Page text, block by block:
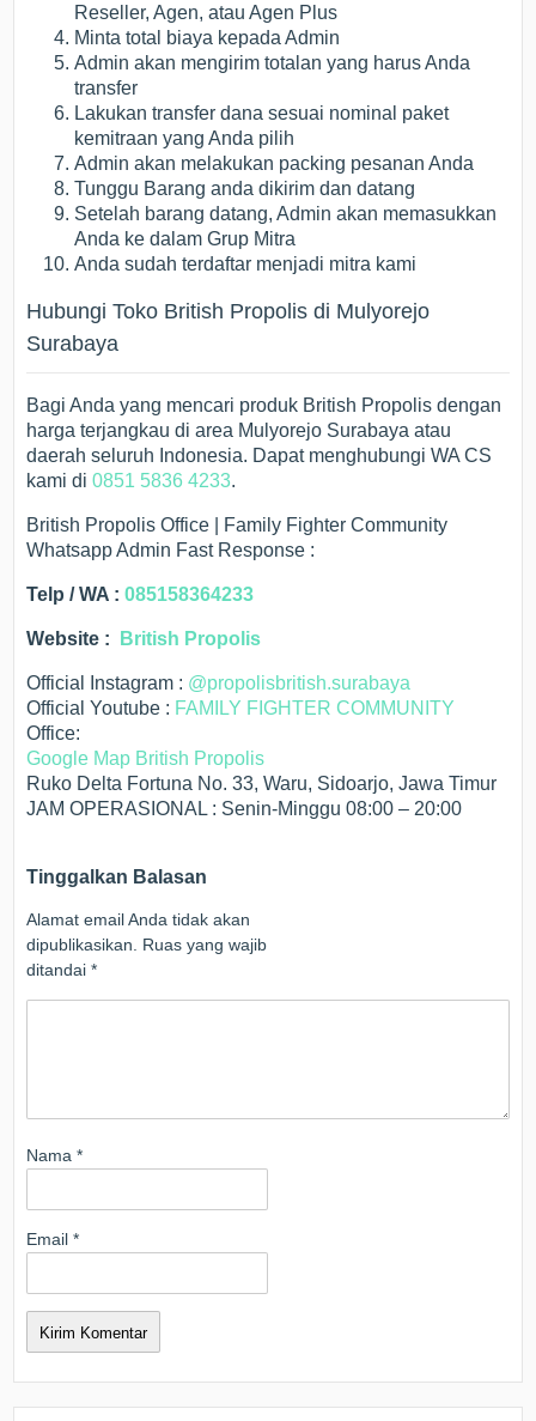
Reseller, Agen, atau Agen Plus
Minta total biaya kepada Admin
Admin akan mengirim totalan yang harus Anda
transfer
Lakukan transfer dana sesuai nominal paket
kemitraan yang Anda pilih
Admin akan melakukan packing pesanan Anda
Tunggu Barang anda dikirim dan datang
Setelah barang datang, Admin akan memasukkan
Anda ke dalam Grup Mitra
Anda sudah terdaftar menjadi mitra kami
Hubungi Toko British Propolis di Mulyorejo
Surabaya
Bagi Anda yang mencari produk British Propolis dengan
harga terjangkau di area Mulyorejo Surabaya atau
daerah seluruh Indonesia. Dapat menghubungi WA CS
kami di0851 5836 4233.
British Propolis Office | Family Fighter Community
Whatsapp Admin Fast Response :
Telp / WA :085158364233
Website : British Propolis
Official Instagram : @propolisbritish.surabaya
Official Youtube : FAMILY FIGHTER COMMUNITY
Office:
Google Map British Propolis
Ruko Delta Fortuna No. 33, Waru, Sidoarjo, Jawa Timur
JAM OPERASIONAL : Senin-Minggu 08:00 – 20:00
Tinggalkan Balasan
Alamat email Anda tidak akan
dipublikasikan.
Ruas yang wajib
ditandai*
Nama*
Email*